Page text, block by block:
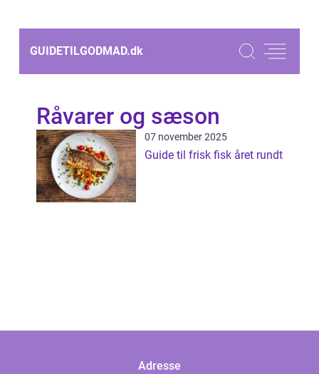
GUIDETILGODMAD.dk
Råvarer og sæson
07 november 2025
Guide til frisk fisk året rundt
Adresse